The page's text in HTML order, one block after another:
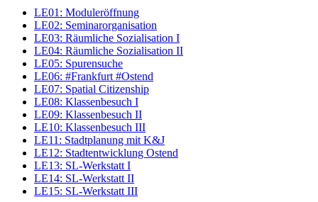
LE01: Moduleröffnung
LE02: Seminarorganisation
LE03: Räumliche Sozialisation I
LE04: Räumliche Sozialisation II
LE05: Spurensuche
LE06: #Frankfurt #Ostend
LE07: Spatial Citizenship
LE08: Klassenbesuch I
LE09: Klassenbesuch II
LE10: Klassenbesuch III
LE11: Stadtplanung mit K&J
LE12: Stadtentwicklung Ostend
LE13: SL-Werkstatt I
LE14: SL-Werkstatt II
LE15: SL-Werkstatt III